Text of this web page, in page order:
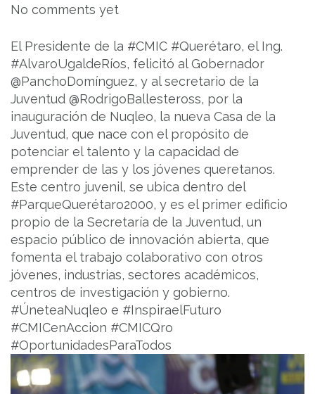
No comments yet
El Presidente de la #CMIC #Querétaro, el Ing.
#AlvaroUgaldeRíos, felicitó al Gobernador
@PanchoDomínguez, y al secretario de la
Juventud @RodrigoBallesteross, por la
inauguración de Nuqleo, la nueva Casa de la
Juventud, que nace con el propósito de
potenciar el talento y la capacidad de
emprender de las y los jóvenes queretanos.
Este centro juvenil, se ubica dentro del
#ParqueQuerétaro2000, y es el primer edificio
propio de la Secretaría de la Juventud, un
espacio público de innovación abierta, que
fomenta el trabajo colaborativo con otros
jóvenes, industrias, sectores académicos,
centros de investigación y gobierno.
#ÚneteaNuqleo e #InspiraelFuturo
#CMICenAccion #CMICQro
#OportunidadesParaTodos